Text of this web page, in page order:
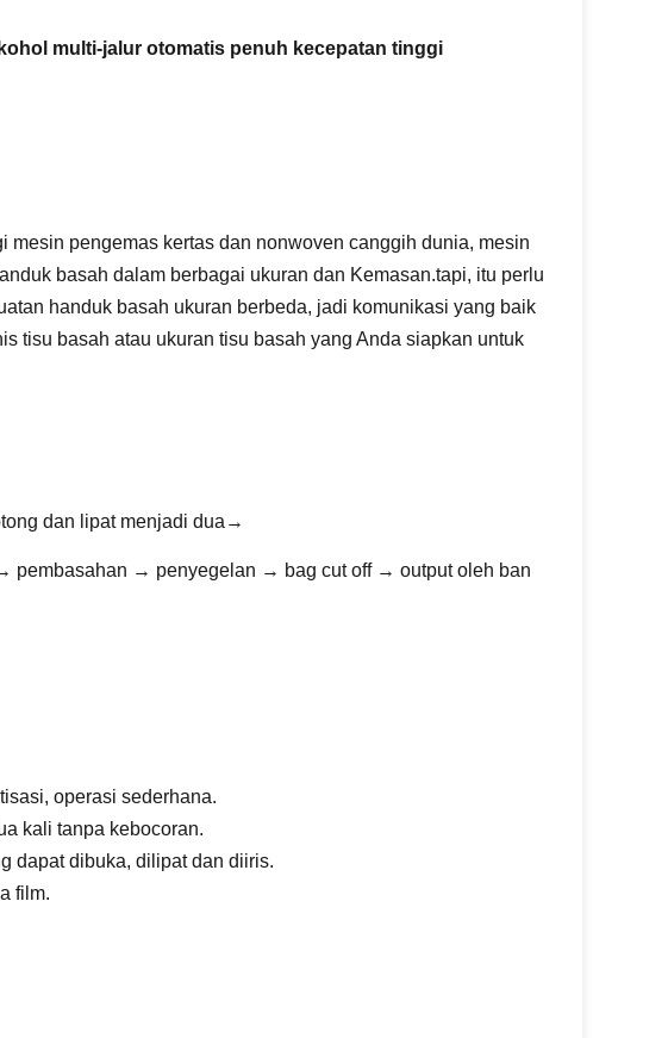
multi-jalur otomatis penuh kecepatan tinggi
pengemas kertas dan nonwoven canggih dunia, mesin
basah dalam berbagai ukuran dan Kemasan.tapi, itu perlu
handuk basah ukuran berbeda, jadi komunikasi yang baik
tisu basah atau ukuran tisu basah yang Anda siapkan untuk
dan lipat menjadi dua→
pembasahan → penyegelan → bag cut off → output oleh ban
operasi sederhana.
kali tanpa kebocoran.
dapat dibuka, dilipat dan diiris.
film.